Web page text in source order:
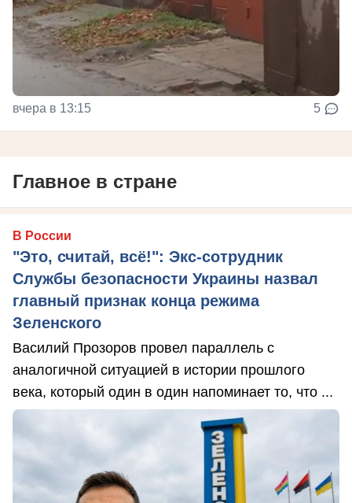
вчера в 13:15 5
Главное в стране
В России
"Это, считай, всё!": Экс-сотрудник
Службы безопасности Украины назвал
главный признак конца режима
Зеленского
Василий Прозоров провел параллель с
аналогичной ситуацией в истории прошлого
века, который один в один напоминает то, что ...